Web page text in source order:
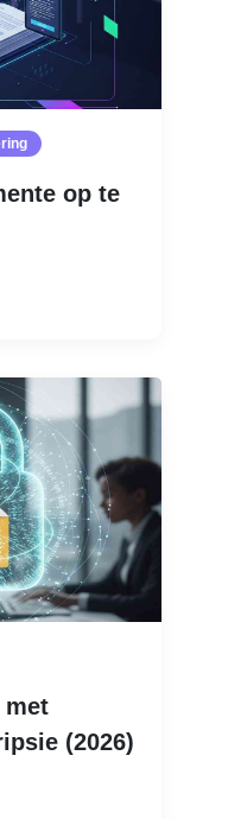
op te
met
(2026)